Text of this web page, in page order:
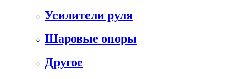
Усилители руля
Шаровые опоры
Другое